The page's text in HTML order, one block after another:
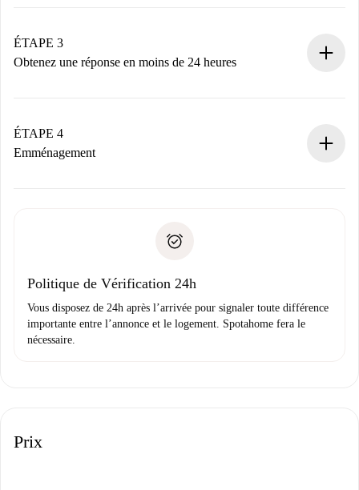
Nous ne vous facturerons rien tant que le propriétaire
n’aura pas accepté.
ÉTAPE 3
Obtenez une réponse en moins de 24 heures
contact avec le propriétaire.
Si refusé : aucun prélèvement et nous vous proposerons
Justificatif de solvabilité
ÉTAPE 4
Emménagement
uniquement si aucun problème n'est signalé.
Politique de Vérification 24h
Vous disposez de 24h après l’arrivée pour signaler toute différence
importante entre l’annonce et le logement. Spotahome fera le
nécessaire.
Prix